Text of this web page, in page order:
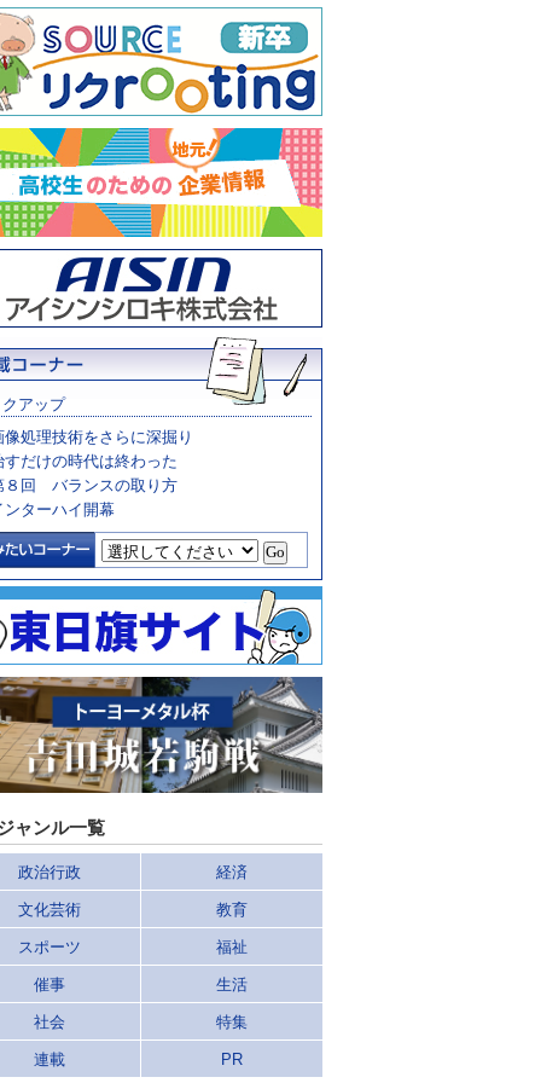
アップ
像処理技術をさらに深掘り
すだけの時代は終わった
８回 バランスの取り方
ンターハイ開幕
ャンル一覧
政治行政 経済
文化芸術 教育
スポーツ 福祉
催事 生活
社会 特集
連載 PR